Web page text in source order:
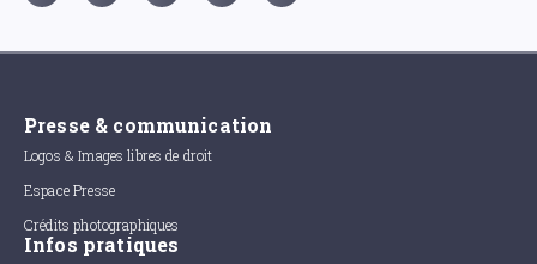
Presse & communication
Logos & Images libres de droit
Espace Presse
Crédits photographiques
Infos pratiques